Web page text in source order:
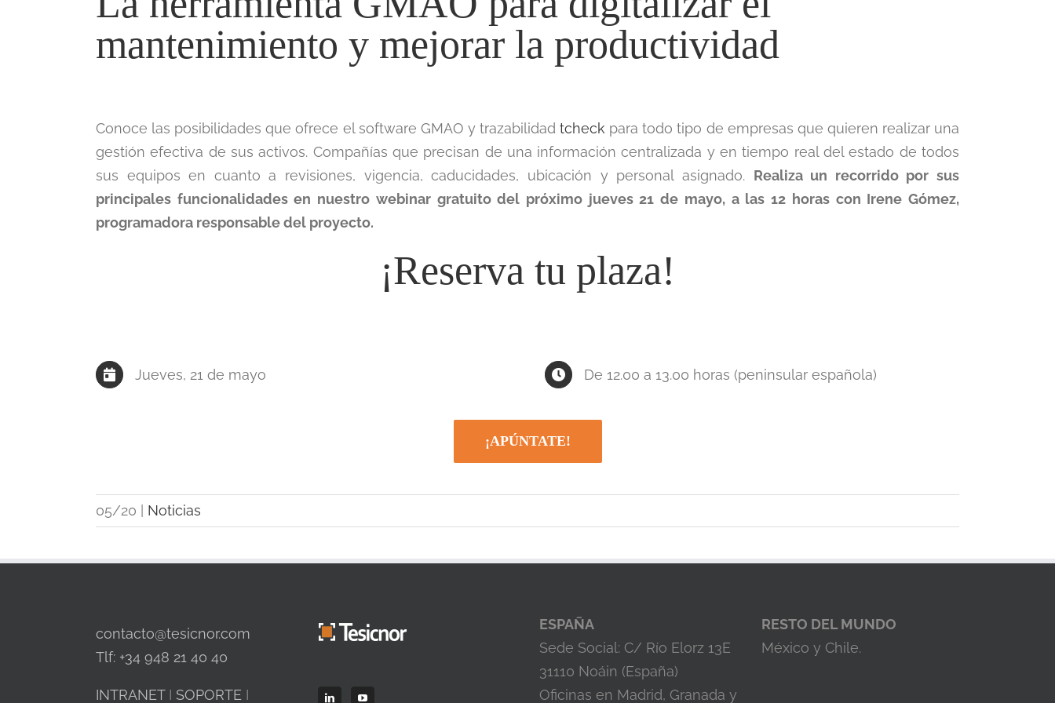
mantenimiento y mejorar la productividad
Conoce las posibilidades que ofrece el software GMAO y trazabilidadtcheck para todo tipo de empresas que quieren realizar una
gestión efectiva de sus activos. Compañías que precisan de una información centralizada y en tiempo real del estado de todos
sus equipos en cuanto a revisiones, vigencia, caducidades, ubicación y personal asignado. Realiza un recorrido por sus
principales funcionalidades en nuestro webinar gratuito del próximo jueves 21 de mayo, a las 12 horas con Irene Gómez,
programadora responsable del proyecto.
¡Reserva tu plaza!
Jueves, 21 de mayo De 12.00 a 13.00 horas (peninsular española)
¡APÚNTATE!
05/20 Noticias
contacto@tesicnor.com
Tlf: +34 948 21 40 40
INTRANETI SOPORTE I
ESPAÑA
Sede Social: C/ Río Elorz 13E
31110 Noáin (España)
Oficinas en Madrid, Granada y
RESTO DEL MUNDO
México y Chile.